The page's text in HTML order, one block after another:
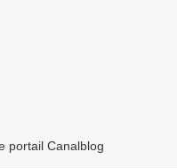
portail Canalblog